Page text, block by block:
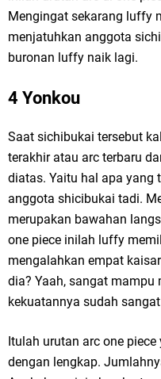
Mengingat sekarang luffy
menjatuhkan anggota
buronan luffy naik lagi.
4 Yonkou
Saat sichibukai tersebut
terakhir atau arc terbaru
diatas. Yaitu hal apa yang
anggota shicibukai tadi.
merupakan bawahan
one piece inilah luffy
mengalahkan empat
dia? Yaah, sangat
kekuatannya sudah
Itulah urutan arc one
dengan lengkap.